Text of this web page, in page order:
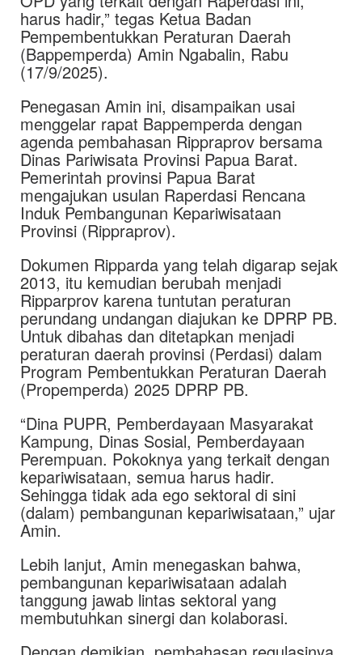
harus hadir,” tegas Ketua Badan
Pempembentukkan Peraturan Daerah
(Bappemperda) Amin Ngabalin, Rabu
(17/9/2025).
Penegasan Amin ini, disampaikan usai
menggelar rapat Bappemperda dengan
agenda pembahasan Rippraprov bersama
Dinas Pariwisata Provinsi Papua Barat.
Pemerintah provinsi Papua Barat
mengajukan usulan Raperdasi Rencana
Induk Pembangunan Kepariwisataan
Provinsi (Rippraprov).
Dokumen Ripparda yang telah digarap sejak
2013, itu kemudian berubah menjadi
Ripparprov karena tuntutan peraturan
perundang undangan diajukan ke DPRP PB.
Untuk dibahas dan ditetapkan menjadi
peraturan daerah provinsi (Perdasi) dalam
Program Pembentukkan Peraturan Daerah
(Propemperda) 2025 DPRP PB.
“Dina PUPR, Pemberdayaan Masyarakat
Kampung, Dinas Sosial, Pemberdayaan
Perempuan. Pokoknya yang terkait dengan
kepariwisataan, semua harus hadir.
Sehingga tidak ada ego sektoral di sini
(dalam) pembangunan kepariwisataan,” ujar
Amin.
Lebih lanjut, Amin menegaskan bahwa,
pembangunan kepariwisataan adalah
tanggung jawab lintas sektoral yang
membutuhkan sinergi dan kolaborasi.